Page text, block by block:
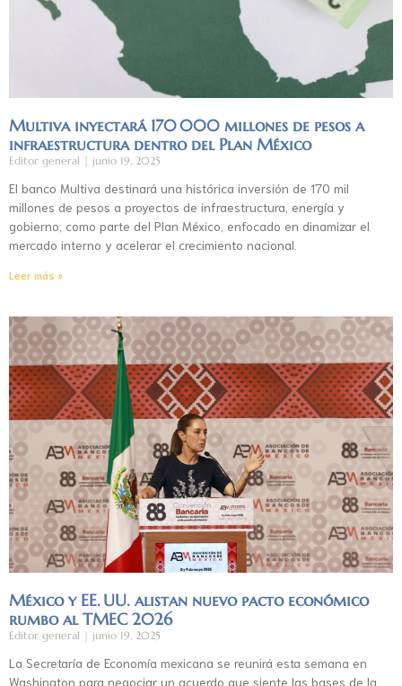
Multiva inyectará 170 000 millones de pesos a
infraestructura dentro del Plan México
Editor general junio 19, 2025
El banco Multiva destinará una histórica inversión de 170 mil
millones de pesos a proyectos de infraestructura, energía y
gobierno, como parte del Plan México, enfocado en dinamizar el
mercado interno y acelerar el crecimiento nacional.
Leer más »
México y EE. UU. alistan nuevo pacto económico
rumbo al TMEC 2026
Editor general junio 19, 2025
La Secretaría de Economía mexicana se reunirá esta semana en
Washington para negociar un acuerdo que siente las bases de la